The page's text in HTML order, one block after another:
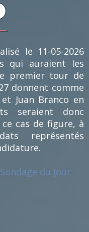
le 11-05-2026
qui auraient les
premier tour de
donnent comme
Juan Branco en
seraient donc
cas de figure, à
représentés
Sondage du jour